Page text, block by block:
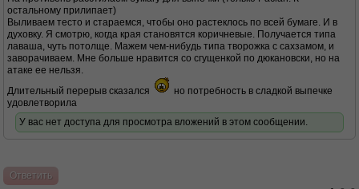
остальному прилипает)
Выливаем тесто и стараемся, чтобы оно растеклось по всей бумаге. И в
духовку. Я смотрю, когда края становятся коричневые. Получается типа
лаваша, чуть потолще. Мажем чем-нибудь типа творожка с сахзамом, и
заворачиваем. Мне больше нравится со сгущенкой по дюкановски, но на
атаке ее нельзя.
Длительный перерыв сказался
но потребность в сладкой выпечке
удовлетворила
У вас нет доступа для просмотра вложений в этом сообщении.
Ответить